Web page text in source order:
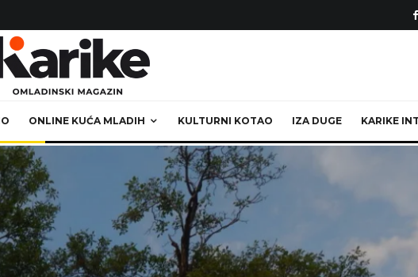
ONLINE KUĆA MLADIH KULTURNI KOTAO IZA DUGE KARIKE